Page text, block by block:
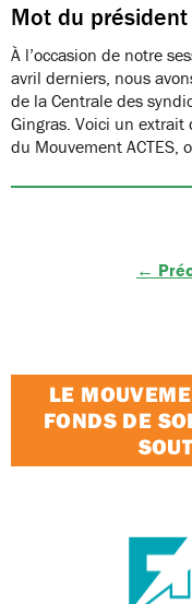
Mot du
À l’occasion de notre
avril derniers, nous
de la Centrale des
Gingras. Voici un extrait
du Mouvement ACTES,
←
LE
FONDS DE